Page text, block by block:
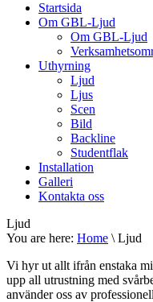
Startsida
Om GBL-Ljud
Om GBL-Ljud
Uthyrning
Ljud
Ljus
Scen
Bild
Backline
Studentflak
Installation
Galleri
Kontakta oss
Ljud
You are here: Home \ Ljud
Vi hyr ut allt ifrån enstaka
upp all utrustning med
använder oss av